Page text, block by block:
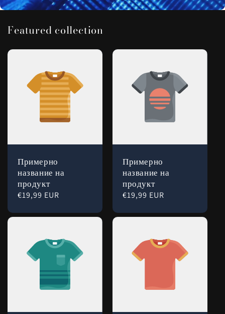
Featured collection
Примерно
название на
продукт
Обичайна
€19,99 EUR
Примерно
название на
продукт
Обичайна
€19,99 EUR